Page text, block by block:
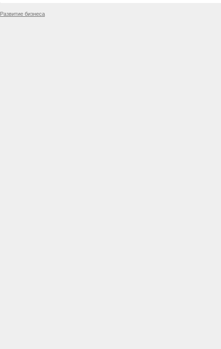
Развитие бизнеса